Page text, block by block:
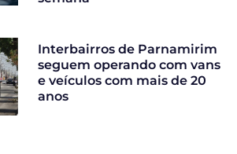
Interbairros de Parnamirim
seguem operando com vans
e veículos com mais de 20
anos